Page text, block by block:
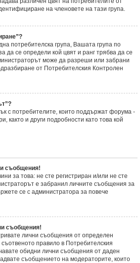
на членовете на тази група.
потребителска група, Вашата група по
да се определи кой цвят и ранг трябва да се
може да разреши или забрани
от Потребителския Контролен
с потребителите, които поддържат форума -
както и други подробности като това кой
съобщения!
за това: не сте регистриран и/или не сте
е забранил личните съобщения за
се с администратора за повече
съобщения!
лични съобщения от определен
правило в Потребителския
обидни лични съобщения от даден
съобщението на модераторите, които